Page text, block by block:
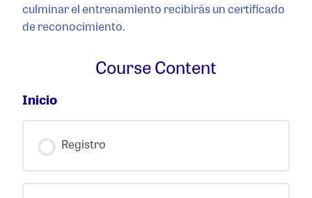
culminar el entrenamiento recibirás un certificado
de reconocimiento.
Course Content
Inicio
Registro